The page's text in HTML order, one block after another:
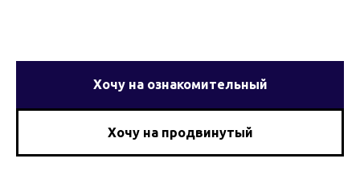
Хочу на ознакомительный
Хочу на продвинутый